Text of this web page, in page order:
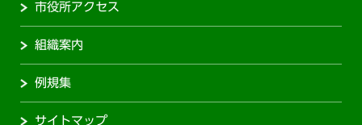
市役所アクセス
組織案内
例規集
サイトマップ